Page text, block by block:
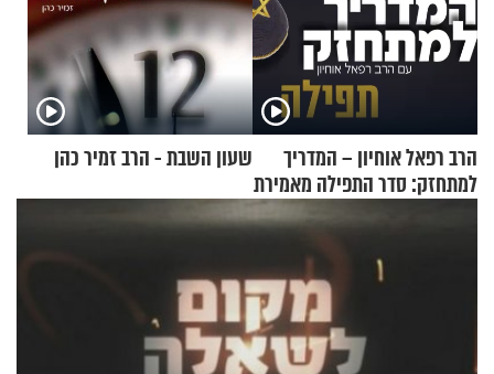
הרב רפאל אוחיון – המדריך
למתחזק: סדר התפילה מאמירת
הקורבנות ועד קריאת שמע
שעון השבת - הרב זמיר כהן